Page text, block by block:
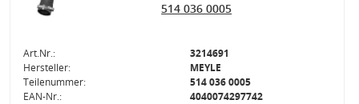
514 036 0005
Art.Nr.:
3214691
Hersteller:
MEYLE
Teilenummer:
514 036 0005
EAN-Nr.:
4040074297742